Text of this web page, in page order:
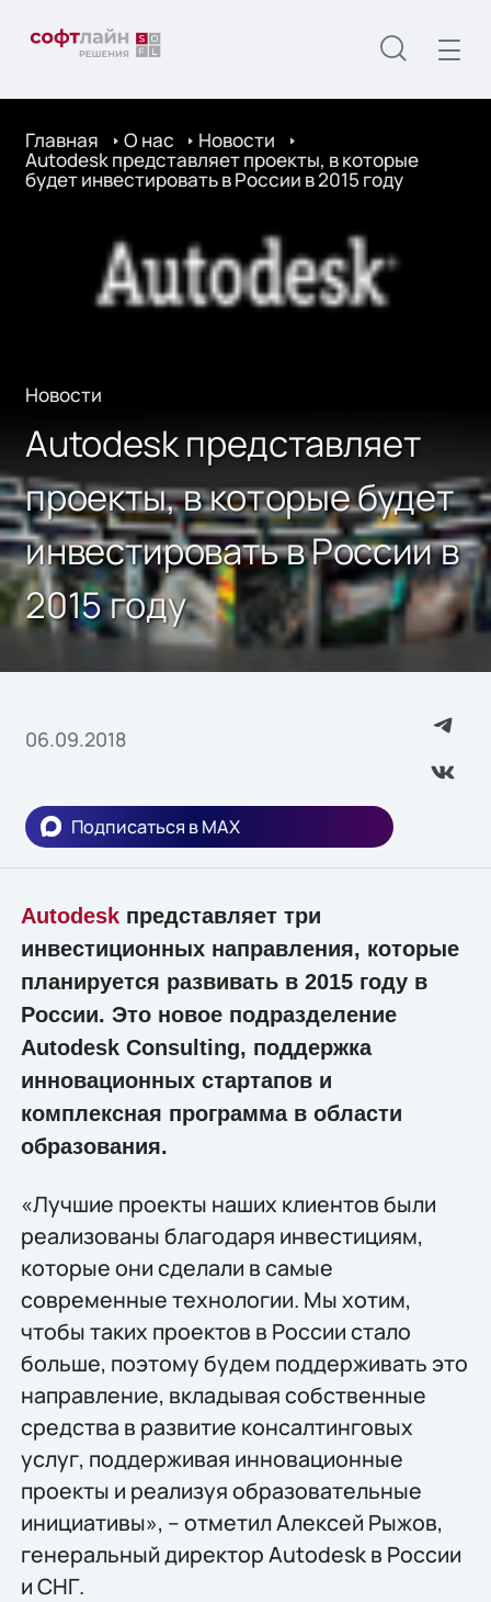
Главная О нас Новости
Autodesk представляет проекты, в которые
будет инвестировать в России в 2015 году
Новости
Autodesk представляет
проекты, в которые будет
инвестировать в России в
2015 году
06.09.2018
Подписаться в MAX
Autodeskпредставляет три
инвестиционных направления, которые
планируется развивать в 2015 году в
России. Это новое подразделение
Autodesk Consulting, поддержка
инновационных стартапов и
комплексная программа в области
образования.
«Лучшие проекты наших клиентов были
реализованы благодаря инвестициям,
которые они сделали в самые
современные технологии. Мы хотим,
чтобы таких проектов в России стало
больше, поэтому будем поддерживать это
направление, вкладывая собственные
средства в развитие консалтинговых
услуг, поддерживая инновационные
проекты и реализуя образовательные
инициативы», – отметил Алексей Рыжов,
генеральный директор Autodesk в России
и СНГ.